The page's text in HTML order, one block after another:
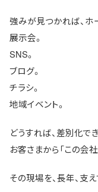
強みが見つかれば、ホ
展示会。
SNS。
ブログ。
チラシ。
地域イベント。
どうすれば、差別化で
お客さまから「この会
その現場を、長年、支え